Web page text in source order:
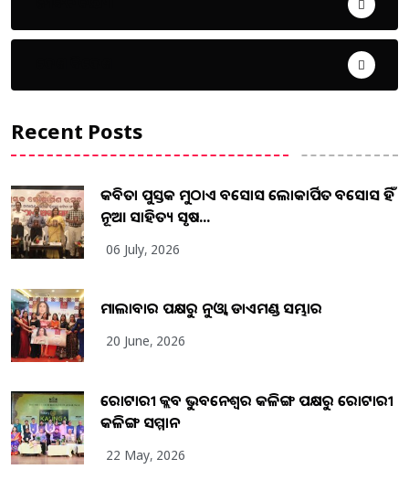
Recent Posts
କବିତା ପୁସ୍ତକ ମୁଠାଏ ଅବସୋସ ଲୋକାର୍ପିତ ଅବସୋସ ହିଁ
ନୂଆ ସାହିତ୍ୟ ସୃଷ...
06 July, 2026
ମାଲାବାର ପକ୍ଷରୁ ନୁଓ୍ବା ଡାଏମଣ୍ଡ ସମ୍ଭାର
20 June, 2026
ରୋଟାରୀ କ୍ଲବ ଭୁବନେଶ୍ୱର କଳିଙ୍ଗ ପକ୍ଷରୁ ରୋଟାରୀ
କଳିଙ୍ଗ ସମ୍ମାନ
22 May, 2026